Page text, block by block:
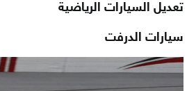
تعديل السيارات الرياضية
سيارات الدرفت